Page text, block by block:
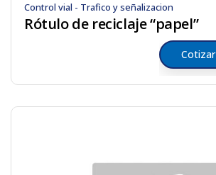
Control vial - Trafico y señalizacion
Rótulo de reciclaje “papel”
Cotizar